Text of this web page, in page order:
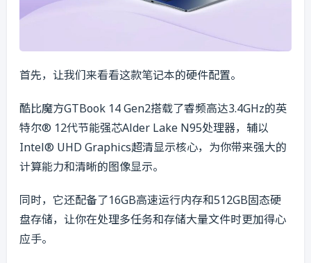
首先，让我们来看看这款笔记本的硬件配置。
酷比魔方GTBook 14 Gen2搭载了睿频高达3.4GHz的英
特尔® 12代节能强芯Alder Lake N95处理器，辅以
Intel® UHD Graphics超清显示核心，为你带来强大的
计算能力和清晰的图像显示。
同时，它还配备了16GB高速运行内存和512GB固态硬
盘存储，让你在处理多任务和存储大量文件时更加得心
应手。